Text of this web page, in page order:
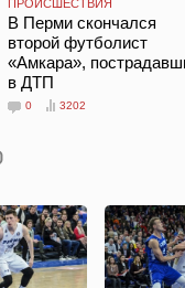
ПРОИСШЕСТВИЯ
В Перми скончался
второй футболист
«Амкара»,
в ДТП
0 3202